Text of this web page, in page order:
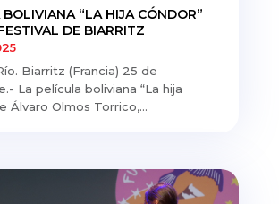
“LA HIJA CÓNDOR”
DE BIARRITZ
Biarritz (Francia) 25 de
La película boliviana “La hija
Álvaro Olmos Torrico,...